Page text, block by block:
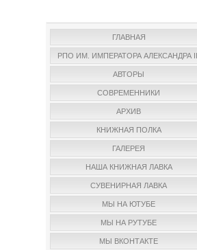
ГЛАВНАЯ
РПО ИМ. ИМПЕРАТОРА АЛЕКСАНДРА III
АВТОРЫ
СОВРЕМЕННИКИ
АРХИВ
КНИЖНАЯ ПОЛКА
ГАЛЕРЕЯ
НАША КНИЖНАЯ ЛАВКА
СУВЕНИРНАЯ ЛАВКА
МЫ НА ЮТУБЕ
МЫ НА РУТУБЕ
МЫ ВКОНТАКТЕ